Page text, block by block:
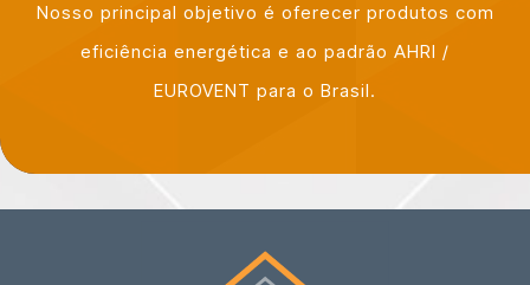
Nosso principal objetivo é oferecer produtos com
eficiência energética e ao padrão AHRI /
EUROVENT para o Brasil.